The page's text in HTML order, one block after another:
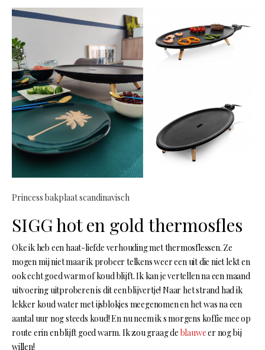
Princess bakplaat scandinavisch
SIGG hot en gold thermosfles
Oke ik heb een haat-liefde verhouding met thermosflessen. Ze
mogen mij niet maar ik probeer telkens weer een uit die niet lekt en
ook echt goed warm of koud blijft. Ik kan je vertellen na een maand
uitvoering uitproberen is dit een blijvertje! Naar het strand had ik
lekker koud water met ijsblokjes meegenomen en het was na een
aantal uur nog steeds koud! En nu neem ik s morgens koffie mee op
route erin en blijft goed warm. Ik zou graag de blauweer nog bij
willen!